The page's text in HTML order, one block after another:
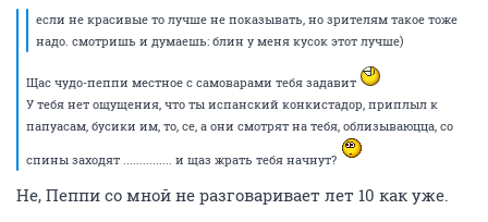
если не красивые то лучше не показывать, но зрителям такое тоже
надо. смотришь и думаешь: блин у меня кусок этот лучше)
Щас чудо-пеппи местное с самоварами тебя задавит
У тебя нет ощущения, что ты испанский конкистадор, приплыл к
папуасам, бусики им, то, се, а они смотрят на тебя, облизываюцца, со
спины заходят ............... и щаз жрать тебя начнут?
Не, Пеппи со мной не разговаривает лет 10 как уже.